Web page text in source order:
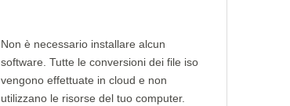
Non è necessario installare alcun
software. Tutte le conversioni dei file iso
vengono effettuate in cloud e non
utilizzano le risorse del tuo computer.